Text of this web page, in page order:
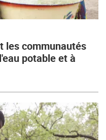
les communautés
potable et à